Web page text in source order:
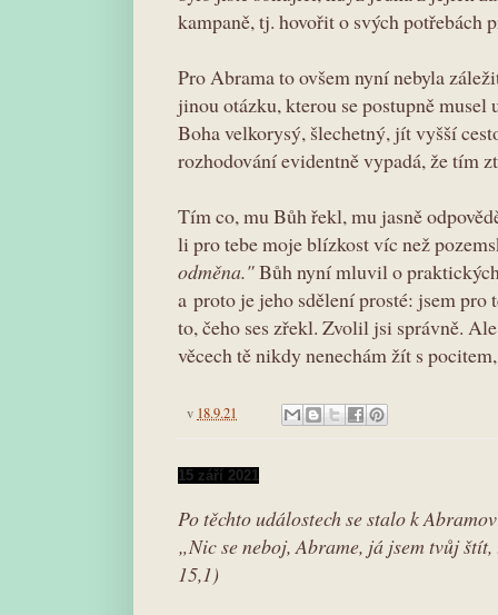
kampaně, tj. hovořit o svých potřebách
Pro Abrama to ovšem nyní nebyla
jinou otázku, kterou se postupně
Boha velkorysý, šlechetný, jít vyšší
rozhodování evidentně vypadá, že tím
Tím co, mu Bůh řekl, mu jasně
li pro tebe moje blízkost víc než
odměna."Bůh nyní mluvil o
a proto je jeho sdělení prosté: jsem pro
to, čeho ses zřekl. Zvolil jsi správně.
věcech tě nikdy nenechám žít s
v 18.9.21
15 září 2021
Po těchto událostech se stalo k
„Nic se neboj, Abrame, já jsem tvůj
15,1)